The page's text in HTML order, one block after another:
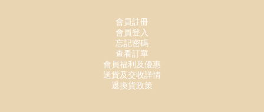
會員註冊
會員登入
忘記密碼
查看訂單
會員福利及優惠
送貨及交收詳情
退換貨政策